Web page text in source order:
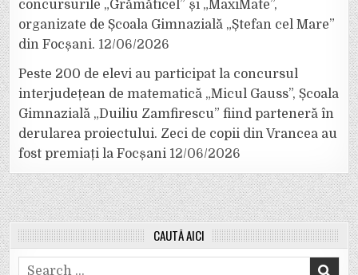
concursurile „Grămăticel” și „MaxiMate”,
organizate de Școala Gimnazială „Ștefan cel Mare”
din Focșani. 12/06/2026
Peste 200 de elevi au participat la concursul
interjudețean de matematică „Micul Gauss”, Școala
Gimnazială „Duiliu Zamfirescu” fiind parteneră în
derularea proiectului. Zeci de copii din Vrancea au
fost premiați la Focșani 12/06/2026
CAUTĂ AICI
Search